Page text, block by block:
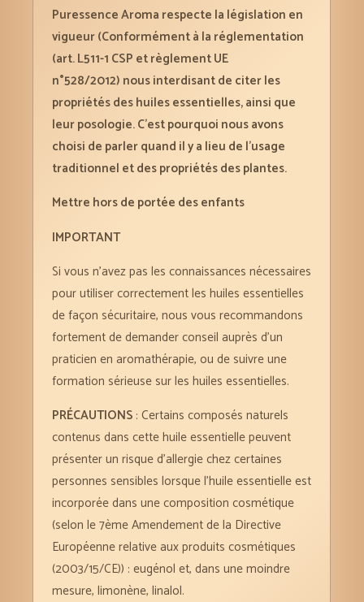
Puressence Aroma respecte la législation en
vigueur (Conformément à la réglementation
(art. L511-1 CSP et règlement UE
n°528/2012) nous interdisant de citer les
propriétés des huiles essentielles, ainsi que
leur posologie. C’est pourquoi nous avons
choisi de parler quand il y a lieu de l’usage
traditionnel et des propriétés des plantes.
Mettre hors de portée des enfants
IMPORTANT
Si vous n’avez pas les connaissances nécessaires
pour utiliser correctement les huiles essentielles
de façon sécuritaire, nous vous recommandons
fortement de demander conseil auprès d’un
praticien en aromathérapie, ou de suivre une
formation sérieuse sur les huiles essentielles.
PRÉCAUTIONS : Certains composés naturels
contenus dans cette huile essentielle peuvent
présenter un risque d’allergie chez certaines
personnes sensibles lorsque l’huile essentielle est
incorporée dans une composition cosmétique
(selon le 7ème Amendement de la Directive
Européenne relative aux produits cosmétiques
(2003/15/CE)) : eugénol et, dans une moindre
mesure, limonène, linalol.